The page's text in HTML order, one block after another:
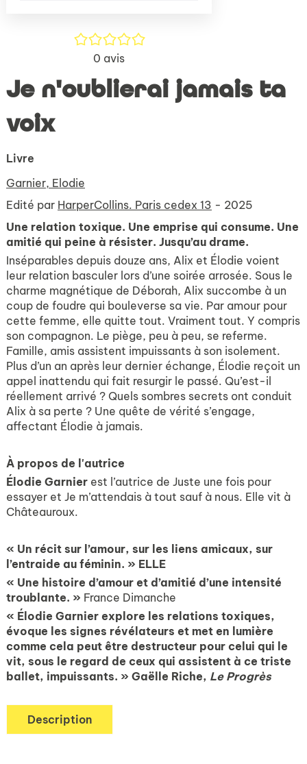
/5
0 avis
Je n'oublierai jamais ta
voix
Livre
Garnier, Elodie
Edité par HarperCollins. Paris cedex 13 - 2025
Une relation toxique. Une emprise qui consume. Une
amitié qui peine à résister. Jusqu’au drame.
Inséparables depuis douze ans, Alix et Élodie voient
leur relation basculer lors d’une soirée arrosée. Sous le
charme magnétique de Déborah, Alix succombe à un
coup de foudre qui bouleverse sa vie. Par amour pour
cette femme, elle quitte tout. Vraiment tout. Y compris
son compagnon. Le piège, peu à peu, se referme.
Famille, amis assistent impuissants à son isolement.
Plus d’un an après leur dernier échange, Élodie reçoit un
appel inattendu qui fait resurgir le passé. Qu’est-il
réellement arrivé ? Quels sombres secrets ont conduit
Alix à sa perte ? Une quête de vérité s’engage,
affectant Élodie à jamais.
À propos de l'autrice
Élodie Garnier est l’autrice de Juste une fois pour
essayer et Je m’attendais à tout sauf à nous. Elle vit à
Châteauroux.
« Un récit sur l’amour, sur les liens amicaux, sur
l’entraide au féminin. » ELLE
« Une histoire d’amour et d’amitié d’une intensité
troublante. » France Dimanche
« Élodie Garnier explore les relations toxiques,
évoque les signes révélateurs et met en lumière
comme cela peut être destructeur pour celui qui le
vit, sous le regard de ceux qui assistent à ce triste
ballet, impuissants. » Gaëlle Riche, Le Progrès
Description